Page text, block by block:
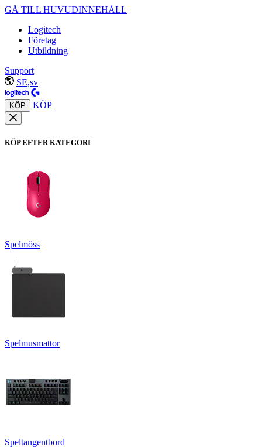
GÅ TILL HUVUDINNEHÅLL
Logitech
Företag
Utbildning
Support
SE,sv
KÖP KÖP
KÖP EFTER KATEGORI
Spelmöss
Spelmusmattor
Speltangentbord